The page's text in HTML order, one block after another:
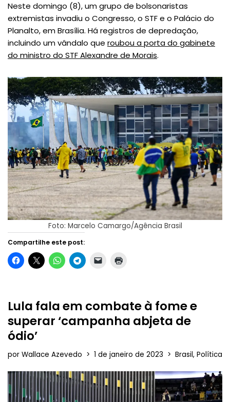
Neste domingo (8), um grupo de bolsonaristas
extremistas invadiu o Congresso, o STF e o Palácio do
Planalto, em Brasília. Há registros de depredação,
incluindo um vândalo que roubou a porta do gabinete
do ministro do STF Alexandre de Morais.
Foto: Marcelo Camargo/Agência Brasil
Compartilhe este post:
Lula fala em combate à fome e
superar ‘campanha abjeta de
ódio’
por Wallace Azevedo 1 de janeiro de 2023 Brasil, Política